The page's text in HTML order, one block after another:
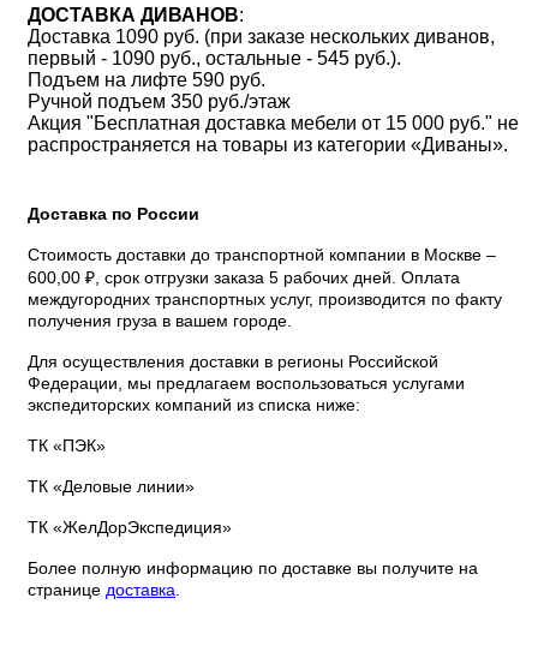
ДОСТАВКА ДИВАНОВ:
Доставка 1090 руб. (при заказе нескольких диванов,
первый - 1090 руб., остальные - 545 руб.).
Подъем на лифте 590 руб.
Ручной подъем 350 руб./этаж
Акция "Бесплатная доставка мебели от 15 000 руб." не
распространяется на товары из категории «Диваны».
Доставка по России
Стоимость доставки до транспортной компании в Москве –
600,00 ₽, срок отгрузки заказа 5 рабочих дней. Оплата
междугородних транспортных услуг, производится по факту
получения груза в вашем городе.
Для осуществления доставки в регионы Российской
Федерации, мы предлагаем воспользоваться услугами
экспедиторских компаний из списка ниже:
ТК «ПЭК»
ТК «Деловые линии»
ТК «ЖелДорЭкспедиция»
Более полную информацию по доставке вы получите на
странице доставка